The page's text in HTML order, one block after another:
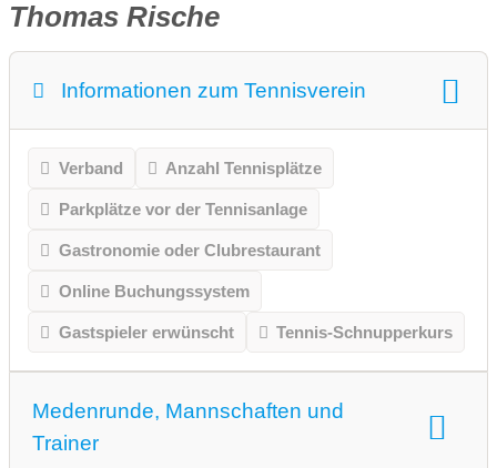
Thomas Rische
Informationen zum Tennisverein
Verband Anzahl Tennisplätze
Parkplätze vor der Tennisanlage
Gastronomie oder Clubrestaurant
Online Buchungssystem
Gastspieler erwünscht Tennis-Schnupperkurs
Medenrunde, Mannschaften und
Trainer